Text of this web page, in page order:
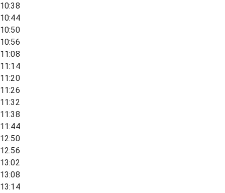
10:38
10:44
10:50
10:56
11:08
11:14
11:20
11:26
11:32
11:38
11:44
12:50
12:56
13:02
13:08
13:14